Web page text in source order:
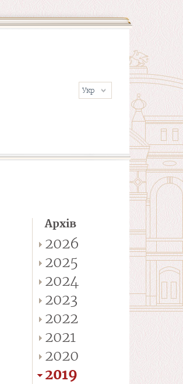
Архів
2026
2025
2024
2023
2022
2021
2020
2019